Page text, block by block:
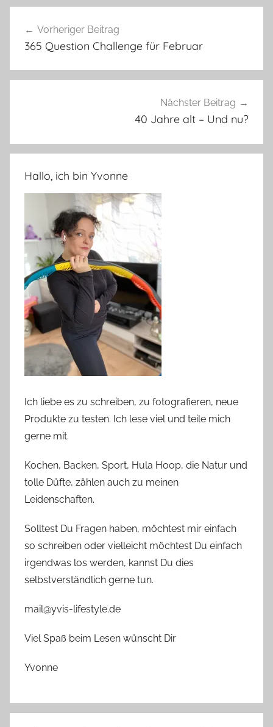
Vorheriger Beitrag
365 Question Challenge für Februar
Nächster Beitrag
40 Jahre alt – Und nu?
Hallo, ich bin Yvonne
Ich liebe es zu schreiben, zu fotografieren, neue
Produkte zu testen. Ich lese viel und teile mich
gerne mit.
Kochen, Backen, Sport, Hula Hoop, die Natur und
tolle Düfte, zählen auch zu meinen
Leidenschaften.
Solltest Du Fragen haben, möchtest mir einfach
so schreiben oder vielleicht möchtest Du einfach
irgendwas los werden, kannst Du dies
selbstverständlich gerne tun.
mail@yvis-lifestyle.de
Viel Spaß beim Lesen wünscht Dir
Yvonne